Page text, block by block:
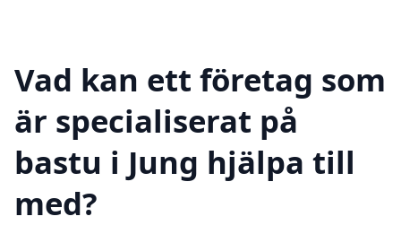
Vad kan ett företag som
är specialiserat på
bastu i Jung hjälpa till
med?